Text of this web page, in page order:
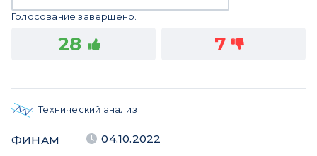
Голосование завершено.
28 7
Технический анализ
ФИНАМ 04.10.2022